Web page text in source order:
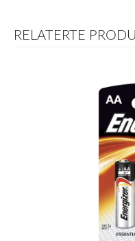
RELATERTE